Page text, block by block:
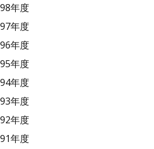
98年度
97年度
96年度
95年度
94年度
93年度
92年度
91年度